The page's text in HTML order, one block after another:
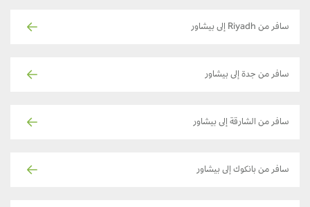
سافر من Riyadh إلى بيشاور
سافر من جدة إلى بيشاور
سافر من الشارقة إلى بيشاور
سافر من بانكوك إلى بيشاور